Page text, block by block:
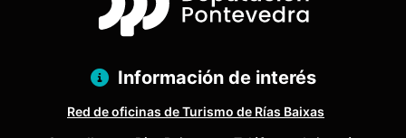
Información de interés
Red de oficinas de Turismo de Rías Baixas